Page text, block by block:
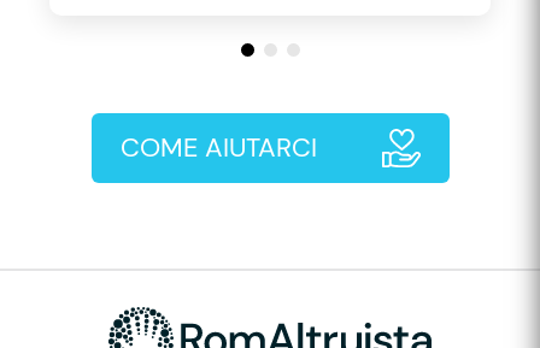
COME AIUTARCI